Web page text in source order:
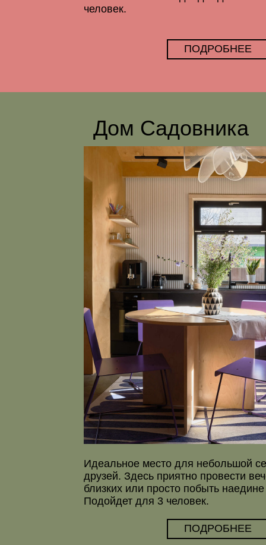
ПОДРОБНЕЕ
Идеальное место для небольшой семьи
друзей. Здесь приятно провести вечер в
близких или просто побыть наедине с
Подойдет для 3 человек.